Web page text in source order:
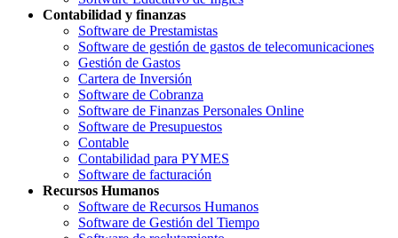
Contabilidad y finanzas
Software de Prestamistas
Software de gestión de gastos de telecomunicaciones
Gestión de Gastos
Cartera de Inversión
Software de Cobranza
Software de Finanzas Personales Online
Software de Presupuestos
Contable
Contabilidad para PYMES
Software de facturación
Recursos Humanos
Software de Recursos Humanos
Software de Gestión del Tiempo